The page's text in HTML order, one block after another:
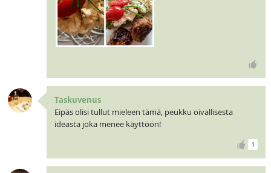
Taskuvenus
Eipäs olisi tullut mieleen tämä, peukku oivallisesta
ideasta joka menee käyttöön!
1